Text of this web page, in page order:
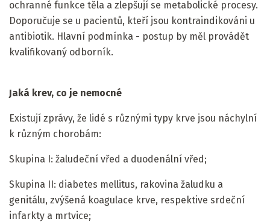
ochranné funkce těla a zlepšují se metabolické procesy.
Doporučuje se u pacientů, kteří jsou kontraindikováni u
antibiotik. Hlavní podmínka - postup by měl provádět
kvalifikovaný odborník.
Jaká krev, co je nemocné
Existují zprávy, že lidé s různými typy krve jsou náchylní
k různým chorobám:
Skupina I: žaludeční vřed a duodenální vřed;
Skupina II: diabetes mellitus, rakovina žaludku a
genitálu, zvýšená koagulace krve, respektive srdeční
infarkty a mrtvice;